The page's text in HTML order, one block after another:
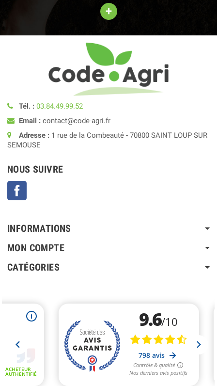
+
Tél. : 03.84.49.99.52
Email : contact@code-agri.fr
Adresse : 1 rue de la Combeauté - 70800 SAINT LOUP SUR
SEMOUSE
NOUS SUIVRE
INFORMATIONS
MON COMPTE
CATÉGORIES